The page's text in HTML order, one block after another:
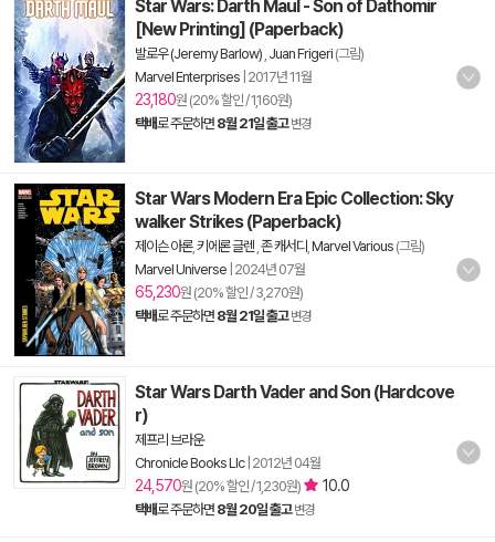
Star Wars: Darth Maul - Son of Dathomir
[New Printing] (Paperback)
발로우 (Jeremy Barlow) Juan Frigeri (그림)
Marvel Enterprises 2017년 11월
23,180원 (20% 할인 / 1,160원)
택배로 주문하면 8월 21일 출고 변경
Star Wars Modern Era Epic Collection: Sky
walker Strikes (Paperback)
제이슨 아론, 키에론 글렌 존 캐서디 Marvel Various (그림)
Marvel Universe 2024년 07월
65,230원 (20% 할인 / 3,270원)
택배로 주문하면 8월 21일 출고 변경
Star Wars Darth Vader and Son (Hardcove
r)
제프리 브라운
Chronicle Books Llc| 2012년 04월
24,570원 (20% 할인 / 1,230원) 10.0
택배로 주문하면 8월 20일 출고 변경